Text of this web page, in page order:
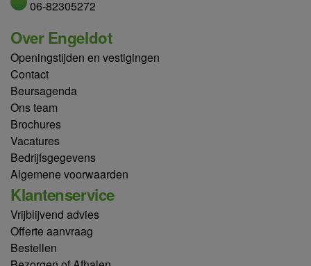
06-82305272
Over Engeldot
Openingstijden en vestigingen
Contact
Beursagenda
Ons team
Brochures
Vacatures
Bedrijfsgegevens
Algemene voorwaarden
Klantenservice
Vrijblijvend advies
Offerte aanvraag
Bestellen